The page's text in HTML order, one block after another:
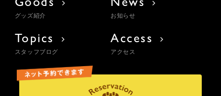
グッズ紹介 お知らせ
Topics
スタッフブログ
Access
アクセス